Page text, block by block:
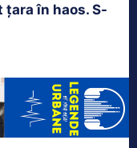
țara în haos. S-